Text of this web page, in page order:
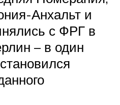
Анхальт и
с ФРГ в
– в один